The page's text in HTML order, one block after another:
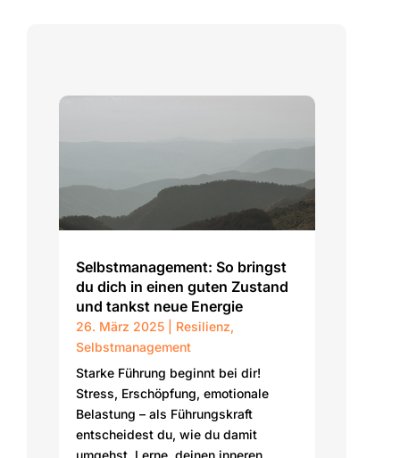
Selbstmanagement: So bringst
du dich in einen guten Zustand
und tankst neue Energie
26. März 2025| Resilienz,
Selbstmanagement
Starke Führung beginnt bei dir!
Stress, Erschöpfung, emotionale
Belastung – als Führungskraft
entscheidest du, wie du damit
umgehst. Lerne, deinen inneren